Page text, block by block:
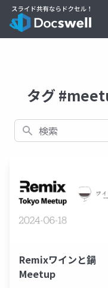
タグ
検索
Remixワインと鍋
Meetup